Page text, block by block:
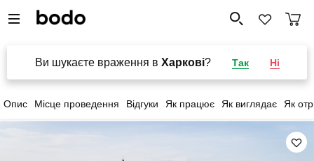
Ви шукаєте враження в Харкові? Так Ні
Опис Місце проведення Відгуки Як працює Як виглядає Як